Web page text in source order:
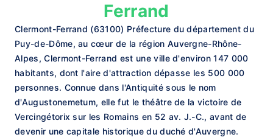
Ferrand
Clermont-Ferrand (63100) Préfecture du département du
Puy-de-Dôme, au cœur de la région Auvergne-Rhône-
Alpes, Clermont-Ferrand est une ville d'environ 147 000
habitants, dont l'aire d'attraction dépasse les 500 000
personnes. Connue dans l'Antiquité sous le nom
d'Augustonemetum, elle fut le théâtre de la victoire de
Vercingétorix sur les Romains en 52 av. J.-C., avant de
devenir une capitale historique du duché d'Auvergne.